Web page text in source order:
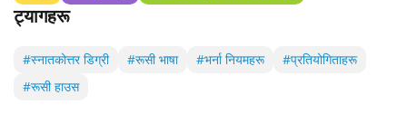
ट्यागहरू
#स्नातकोत्तर डिग्री #रूसी भाषा #भर्ना नियमहरू
#प्रतियोगिताहरू
#रूसी हाउस